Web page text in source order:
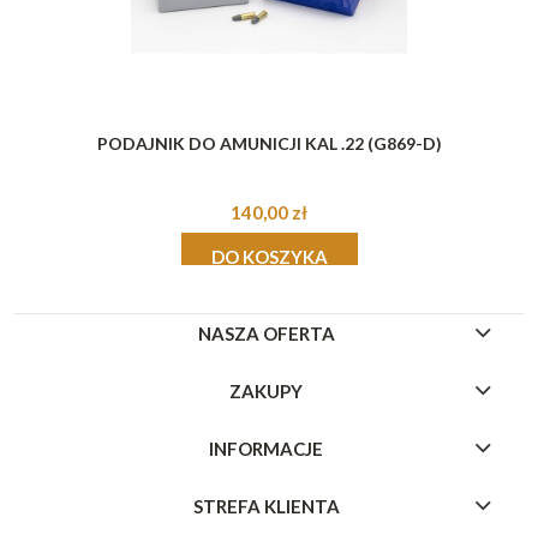
PODAJNIK DO AMUNICJI KAL .22 (G869-D)
140,00 zł
DO KOSZYKA
NASZA OFERTA
ZAKUPY
INFORMACJE
STREFA KLIENTA